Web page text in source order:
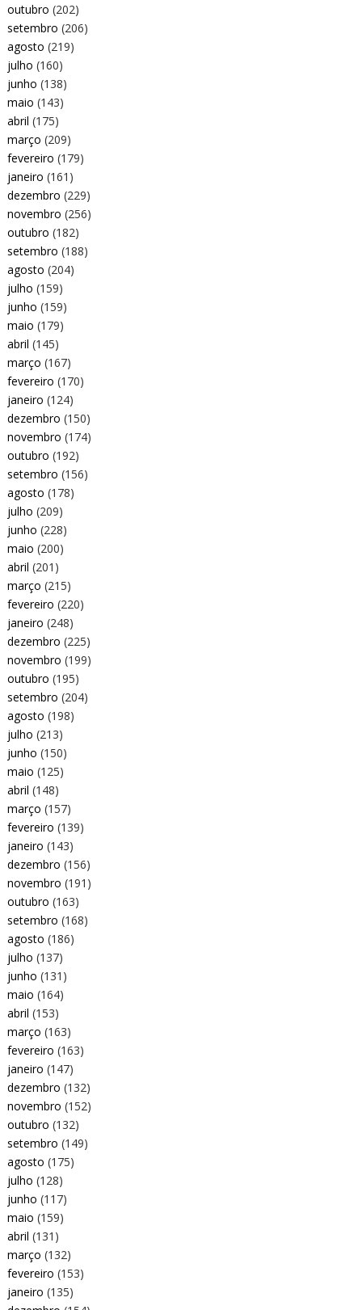
outubro (202)
setembro (206)
agosto (219)
julho (160)
junho (138)
maio (143)
abril (175)
março (209)
fevereiro (179)
janeiro (161)
dezembro (229)
novembro (256)
outubro (182)
setembro (188)
agosto (204)
julho (159)
junho (159)
maio (179)
abril (145)
março (167)
fevereiro (170)
janeiro (124)
dezembro (150)
novembro (174)
outubro (192)
setembro (156)
agosto (178)
julho (209)
junho (228)
maio (200)
abril (201)
março (215)
fevereiro (220)
janeiro (248)
dezembro (225)
novembro (199)
outubro (195)
setembro (204)
agosto (198)
julho (213)
junho (150)
maio (125)
abril (148)
março (157)
fevereiro (139)
janeiro (143)
dezembro (156)
novembro (191)
outubro (163)
setembro (168)
agosto (186)
julho (137)
junho (131)
maio (164)
abril (153)
março (163)
fevereiro (163)
janeiro (147)
dezembro (132)
novembro (152)
outubro (132)
setembro (149)
agosto (175)
julho (128)
junho (117)
maio (159)
abril (131)
março (132)
fevereiro (153)
janeiro (135)